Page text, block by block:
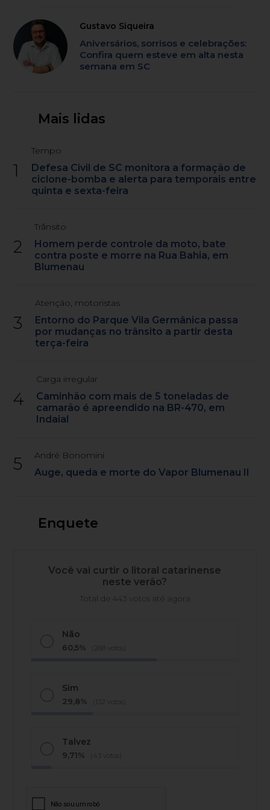
Gustavo Siqueira
Aniversários, sorrisos e celebrações:
Confira quem esteve em alta nesta
semana em SC
Mais lidas
1
Tempo
Defesa Civil de SC monitora a formação de
ciclone-bomba e alerta para temporais entre
quinta e sexta-feira
2
Trânsito
Homem perde controle da moto, bate
contra poste e morre na Rua Bahia, em
Blumenau
3
Atenção, motoristas
Entorno do Parque Vila Germânica passa
por mudanças no trânsito a partir desta
terça-feira
4
Carga irregular
Caminhão com mais de 5 toneladas de
camarão é apreendido na BR-470, em
Indaial
5 André Bonomini
Auge, queda e morte do Vapor Blumenau II
Enquete
Você vai curtir o litoral catarinense
neste verão?
Total de 443 votos até agora
Não
60,5% (268 votos)
Sim
29,8% (132 votos)
Talvez
9,71% (43 votos)